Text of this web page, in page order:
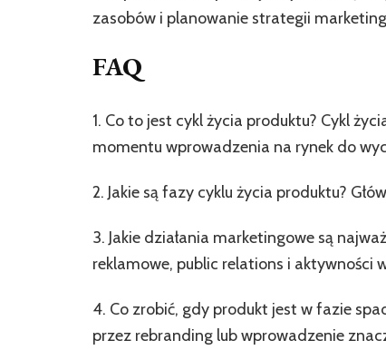
zasobów i planowanie strategii
FAQ
1. Co to jest cykl życia produktu? Cykl
momentu wprowadzenia na rynek do
2. Jakie są fazy cyklu życia produktu?
3. Jakie działania marketingowe są
reklamowe, public relations i aktywności
4. Co zrobić, gdy produkt jest w fazie
przez rebranding lub wprowadzenie